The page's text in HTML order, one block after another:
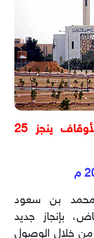
ﻛرﺳﻲ راﺷد ﺑن داﯾل ﻟدراﺳﺎت اﻷوﻗﺎف ﯾﻧﺟز 25
ﻣﺤﻤﺪ ﺑﻦ ﺳﻌﻮد
ﺑﺈﻧﺠﺎز ﺟﺪﯾﺪ
ﻣﻦ ﺧﻼل اﻟﻮﺻﻮل